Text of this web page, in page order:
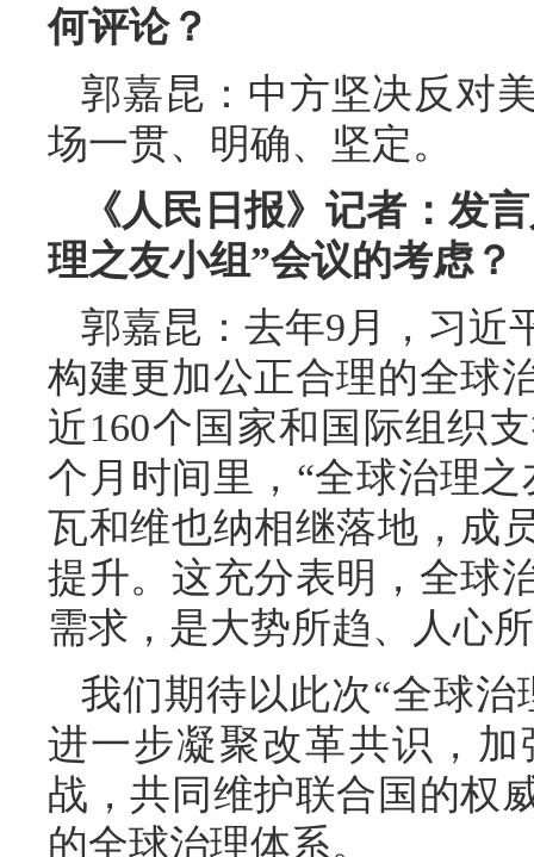
何评论？
郭嘉昆：中方坚决反对
场一贯、明确、坚定。
《人民日报》记者：发
理之友小组”会议的考虑？
郭嘉昆：去年9月，习近
构建更加公正合理的全球
近160个国家和国际组织
个月时间里，“全球治理
瓦和维也纳相继落地，成
提升。这充分表明，全球
需求，是大势所趋、人心
我们期待以此次“全球
进一步凝聚改革共识，
战，共同维护联合国的权
的全球治理体系。